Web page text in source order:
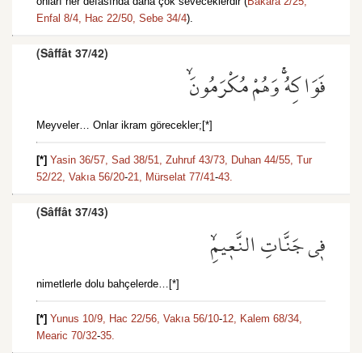
Enfal 8/4, Hac 22/50, Sebe 34/4).
(Sâffât 37/42)
فَوَاكِهُۚ وَهُمْ مُكْرَمُونَۙ
Meyveler… Onlar ikram görecekler;[*]
[*] Yasin 36/57, Sad 38/51, Zuhruf 43/73, Duhan 44/55, Tur
52/22, Vakıa 56/20-21, Mürselat 77/41-43.
(Sâffât 37/43)
ف۪ي جَنَّاتِ النَّع۪يمِۙ
nimetlerle dolu bahçelerde…[*]
[*] Yunus 10/9, Hac 22/56, Vakıa 56/10-12, Kalem 68/34,
Mearic 70/32-35.